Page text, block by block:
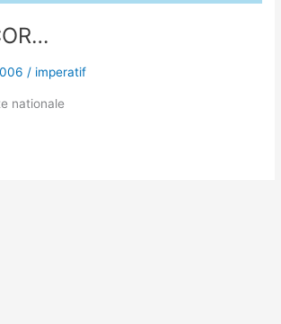
/ imperatif
nationale